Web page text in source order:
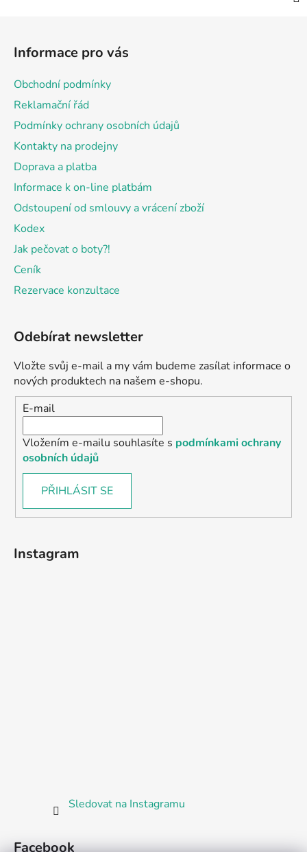
Informace pro vás
Obchodní podmínky
Reklamační řád
Podmínky ochrany osobních údajů
Kontakty na prodejny
Doprava a platba
Informace k on-line platbám
Odstoupení od smlouvy a vrácení zboží
Kodex
Jak pečovat o boty?!
Ceník
Rezervace konzultace
Odebírat newsletter
Vložte svůj e-mail a my vám budeme zasílat informace o
nových produktech na našem e-shopu.
E-mail
Vložením e-mailu souhlasíte s podmínkami ochrany
osobních údajů
PŘIHLÁSIT SE
Instagram
Sledovat na Instagramu
Facebook